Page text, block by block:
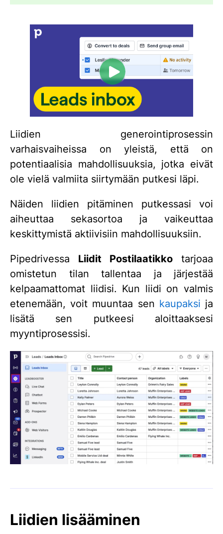
Liidien generointiprosessin
varhaisvaiheissa on yleistä, että on
potentiaalisia mahdollisuuksia, jotka eivät
ole vielä valmiita siirtymään putkesi läpi.
Näiden liidien pitäminen putkessasi voi
aiheuttaa sekasortoa ja vaikeuttaa
keskittymistä aktiivisiin mahdollisuuksiin.
Pipedrivessa Liidit Postilaatikko tarjoaa
omistetun tilan tallentaa ja järjestää
kelpaamattomat liidisi. Kun liidi on valmis
etenemään, voit muuntaa sen kaupaksi ja
lisätä sen putkeesi aloittaaksesi
myyntiprosessisi.
Liidien lisääminen